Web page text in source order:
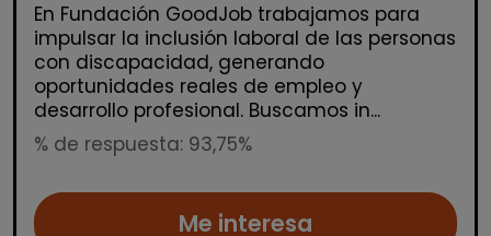
En Fundación GoodJob trabajamos para
impulsar la inclusión laboral de las personas
con discapacidad, generando
oportunidades reales de empleo y
desarrollo profesional. Buscamos in...
% de respuesta: 93,75%
Me interesa